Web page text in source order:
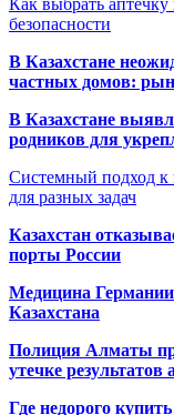
безопасности
В Казахстане
частных домов:
В Казахстане
родников для
Системный подход к
для разных задач
Казахстан
порты России
Медицина
Казахстана
Полиция Алматы
утечке
Где недорого